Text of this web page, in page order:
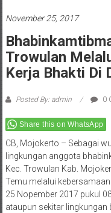
November 25, 2017
Trowulan
Kerja Bhakti Di
Posted By: admin 0
Share this on WhatsApp
CB, Mojokerto – Sebagai
lingkungan anggota
Kec. Trowulan Kab.
Temu melalui
25 Nopember 2017 pukul
ataupun sekitar lingkungan